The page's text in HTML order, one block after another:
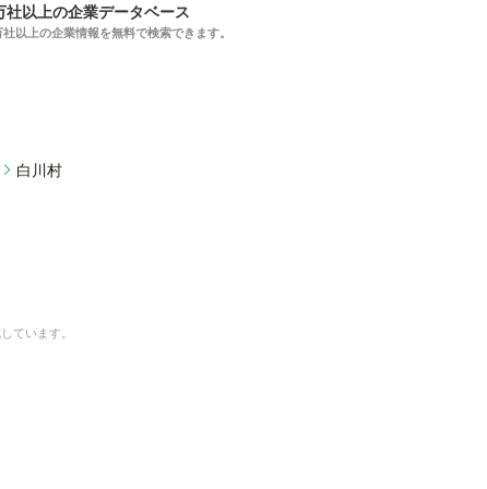
以上の企業データベース
以上の企業情報を無料で検索できます。
白川村
ています。